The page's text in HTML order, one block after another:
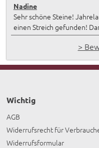
Nadine
Sehr schöne Steine!
einen Streich gefunden!
>
Wichtig
AGB
Widerrufsrecht für
Widerrufsformular